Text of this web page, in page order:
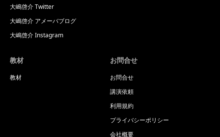
大嶋啓介 Twitter
大嶋啓介 アメーバブログ
大嶋啓介 Instagram
教材
教材
お問合せ
お問合せ
講演依頼
利用規約
プライバシーポリシー
会社概要